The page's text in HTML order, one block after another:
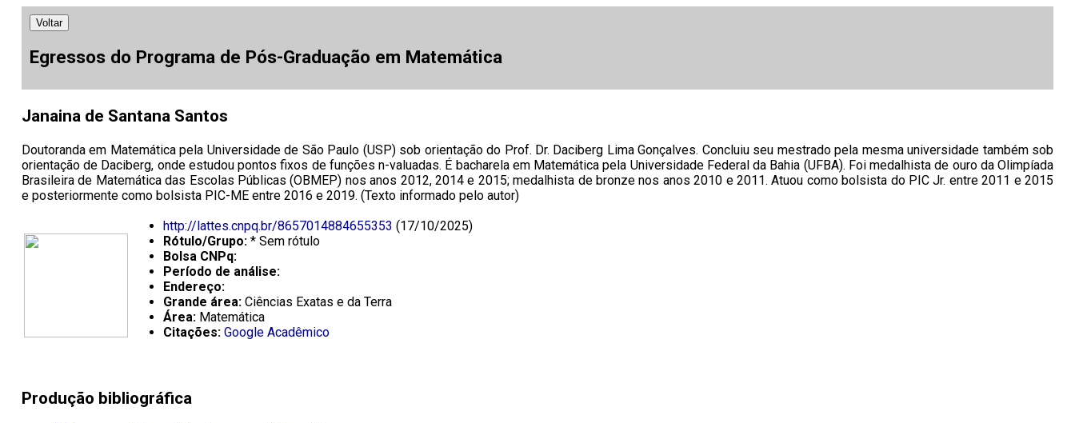
Voltar
Egressos do Programa de Pós-Graduação em Matemática
Janaina de Santana Santos
Doutoranda em Matemática pela Universidade de São Paulo (USP) sob orientação do Prof. Dr. Daciberg Lima Gonçalves. Concluiu seu mestrado pela mesma universidade também sob
orientação de Daciberg, onde estudou pontos fixos de funções n-valuadas. É bacharela em Matemática pela Universidade Federal da Bahia (UFBA). Foi medalhista de ouro da Olimpíada
Brasileira de Matemática das Escolas Públicas (OBMEP) nos anos 2012, 2014 e 2015; medalhista de bronze nos anos 2010 e 2011. Atuou como bolsista do PIC Jr. entre 2011 e 2015
e posteriormente como bolsista PIC-ME entre 2016 e 2019. (Texto informado pelo autor)
http://lattes.cnpq.br/8657014884655353 (17/10/2025)
Rótulo/Grupo:* Sem rótulo
Bolsa CNPq:
Período de análise:
Endereço:
Grande área:Ciências Exatas e da Terra
Área:Matemática
Citações: Google Acadêmico
Produção bibliográfica